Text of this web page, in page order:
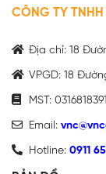
CÔNG TY
Địa chỉ: 18
VPGD: 18
MST: 0316818391
Email:
Hotline: 0911